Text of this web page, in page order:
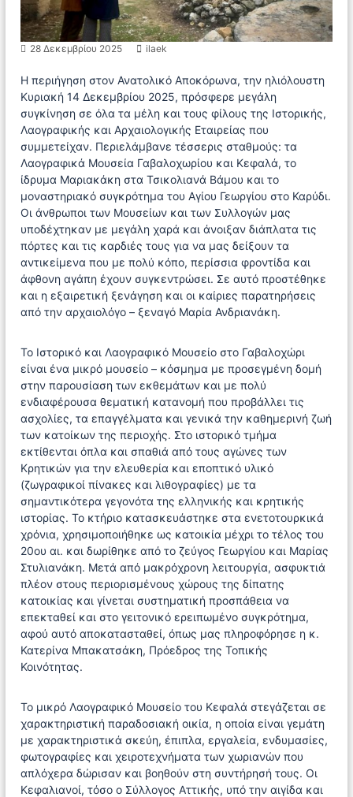
Α
ρ
χ
ο
λ
ο
γ
ι
κ
ή
Ε
α
ι
ρ
ε
ί
α
ρ
ή
η
ς
28 Δεκεμβρίου 2025 ilaek
Η περιήγηση στον Ανατολικό Αποκόρωνα, την ηλιόλουστη
Κυριακή 14 Δεκεμβρίου 2025, πρόσφερε μεγάλη
συγκίνηση σε όλα τα μέλη και τους φίλους της Ιστορικής,
Λαογραφικής και Αρχαιολογικής Εταιρείας που
συμμετείχαν. Περιελάμβανε τέσσερις σταθμούς: τα
Λαογραφικά Μουσεία Γαβαλοχωρίου και Κεφαλά, το
ίδρυμα Μαριακάκη στα Τσικολιανά Βάμου και το
μοναστηριακό συγκρότημα του Αγίου Γεωργίου στο Καρύδι.
Οι άνθρωποι των Μουσείων και των Συλλογών μας
υποδέχτηκαν με μεγάλη χαρά και άνοιξαν διάπλατα τις
πόρτες και τις καρδιές τους για να μας δείξουν τα
αντικείμενα που με πολύ κόπο, περίσσια φροντίδα και
άφθονη αγάπη έχουν συγκεντρώσει. Σε αυτό προστέθηκε
και η εξαιρετική ξενάγηση και οι καίριες παρατηρήσεις
από την αρχαιολόγο – ξεναγό Μαρία Ανδριανάκη.
Το Ιστορικό και Λαογραφικό Μουσείο στο Γαβαλοχώρι
είναι ένα μικρό μουσείο – κόσμημα με προσεγμένη δομή
στην παρουσίαση των εκθεμάτων και με πολύ
ενδιαφέρουσα θεματική κατανομή που προβάλλει τις
ασχολίες, τα επαγγέλματα και γενικά την καθημερινή ζωή
των κατοίκων της περιοχής. Στο ιστορικό τμήμα
εκτίθενται όπλα και σπαθιά από τους αγώνες των
Κρητικών για την ελευθερία και εποπτικό υλικό
(ζωγραφικοί πίνακες και λιθογραφίες) με τα
σημαντικότερα γεγονότα της ελληνικής και κρητικής
ιστορίας. Το κτήριο κατασκευάστηκε στα ενετοτουρκικά
χρόνια, χρησιμοποιήθηκε ως κατοικία μέχρι το τέλος του
20ου αι. και δωρίθηκε από το ζεύγος Γεωργίου και Μαρίας
Στυλιανάκη. Μετά από μακρόχρονη λειτουργία, ασφυκτιά
πλέον στους περιορισμένους χώρους της δίπατης
κατοικίας και γίνεται συστηματική προσπάθεια να
επεκταθεί και στο γειτονικό ερειπωμένο συγκρότημα,
αφού αυτό αποκατασταθεί, όπως μας πληροφόρησε η κ.
Κατερίνα Μπακατσάκη, Πρόεδρος της Τοπικής
Κοινότητας.
Το μικρό Λαογραφικό Μουσείο του Κεφαλά στεγάζεται σε
χαρακτηριστική παραδοσιακή οικία, η οποία είναι γεμάτη
με χαρακτηριστικά σκεύη, έπιπλα, εργαλεία, ενδυμασίες,
φωτογραφίες και χειροτεχνήματα των χωριανών που
απλόχερα δώρισαν και βοηθούν στη συντήρησή τους. Οι
Κεφαλιανοί, τόσο ο Σύλλογος Αττικής, υπό την αιγίδα και